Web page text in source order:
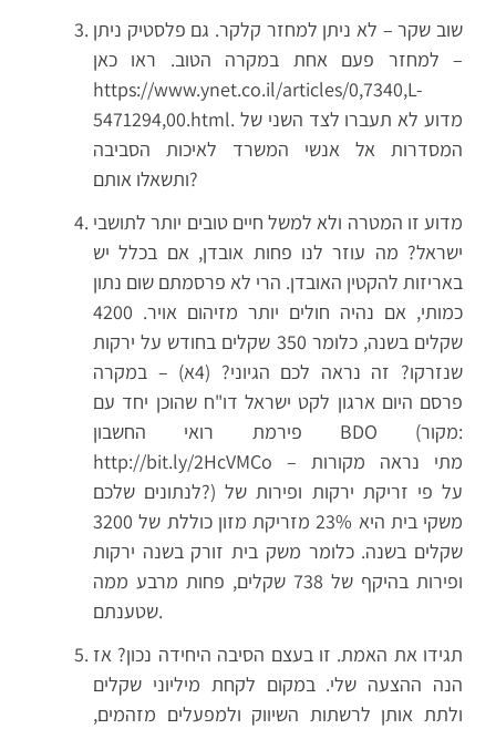
שוב שקר – לא ניתן למחזר קלקר. גם פלסטיק ניתן
למחזר פעם אחת במקרה הטוב. ראו כאן –
https://www.ynet.co.il/articles/0,7340,L-
5471294,00.html. מדוע לא תעברו לצד השני של
המסדרות אל אנשי המשרד לאיכות הסביבה
ותשאלו אותם?
מדוע זו המטרה ולא למשל חיים טובים יותר לתושבי
ישראל? מה עוזר לנו פחות אובדן, אם בכלל יש
באריזות להקטין האובדן. הרי לא פרסמתם שום נתון
כמותי, אם נהיה חולים יותר מזיהום אויר. 4200
שקלים בשנה, כלומר 350 שקלים בחודש על ירקות
שנזרקו? זה נראה לכם הגיוני? (4א) – במקרה
פרסם היום ארגון לקט ישראל דו"ח שהוכן יחד עם
פירמת רואי החשבון BDO (מקור:
http://bit.ly/2HcVMCo – מתי נראה מקורות
לנתונים שלכם?) על פי זריקת ירקות ופירות של
משקי בית היא 23% מזריקת מזון כוללת של 3200
שקלים בשנה. כלומר משק בית זורק בשנה ירקות
ופירות בהיקף של 738 שקלים, פחות מרבע ממה
שטענתם.
תגידו את האמת. זו בעצם הסיבה היחידה נכון? אז
הנה ההצעה שלי. במקום לקחת מיליוני שקלים
ולתת אותן לרשתות השיווק ולמפעלים מזהמים,